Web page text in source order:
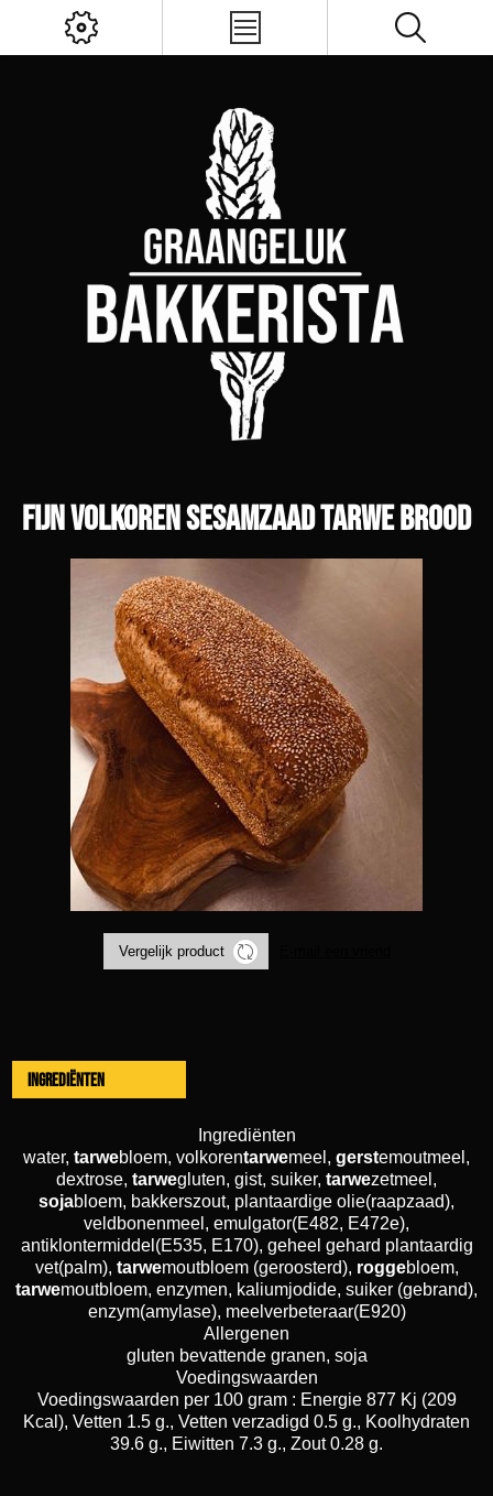
Fijn volkoren sesamzaad tarwe brood
Ingrediënten
Ingrediënten
water, tarwebloem, volkorentarwemeel, gerstemoutmeel,
dextrose, tarwegluten, gist, suiker, tarwezetmeel,
sojabloem, bakkerszout, plantaardige olie(raapzaad),
veldbonenmeel, emulgator(E482, E472e),
antiklontermiddel(E535, E170), geheel gehard plantaardig
vet(palm), tarwemoutbloem (geroosterd), roggebloem,
tarwemoutbloem, enzymen, kaliumjodide, suiker (gebrand),
enzym(amylase), meelverbeteraar(E920)
Allergenen
gluten bevattende granen, soja
Voedingswaarden
Voedingswaarden per 100 gram : Energie 877 Kj (209
Kcal), Vetten 1.5 g., Vetten verzadigd 0.5 g., Koolhydraten
39.6 g., Eiwitten 7.3 g., Zout 0.28 g.